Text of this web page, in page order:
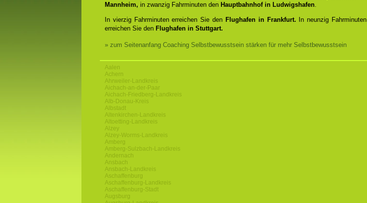
Mannheim, in zwanzig Fahrminuten den Hauptbahnhof in Ludwigshafen.
In vierzig Fahrminuten erreichen Sie den Flughafen in Frankfurt.
In neunzig Fahrminuten
erreichen Sie den Flughafen in Stuttgart.
» zum Seitenanfang Coaching Selbstbewusstsein stärken für mehr Selbstbewusstsein
Aalen
Achern
Ahrweiler-Landkreis
Aichach-an-der-Paar
Aichach-Friedberg-Landkreis
Alb-Donau-Kreis
Albstadt
Altenkirchen-Landkreis
Altoetting-Landkreis
Alzey
Alzey-Worms-Landkreis
Amberg
Amberg-Sulzbach-Landkreis
Andernach
Ansbach
Ansbach-Landkreis
Aschaffenburg
Aschaffenburg-Landkreis
Aschaffenburg-Stadt
Augsburg